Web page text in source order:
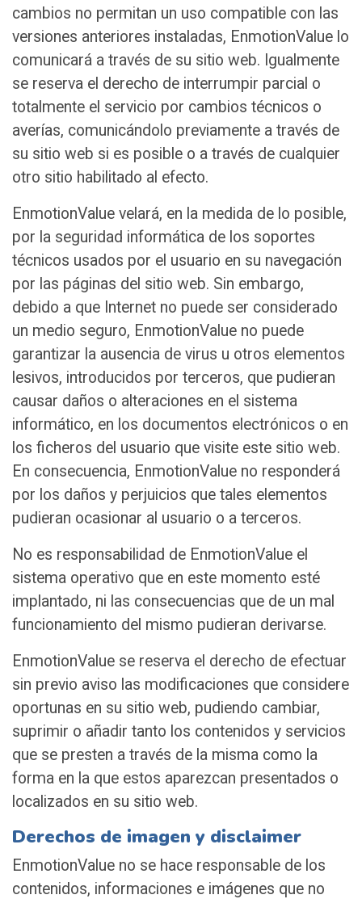
cambios no permitan un uso compatible con las
versiones anteriores instaladas, EnmotionValue lo
comunicará a través de su sitio web. Igualmente
se reserva el derecho de interrumpir parcial o
totalmente el servicio por cambios técnicos o
averías, comunicándolo previamente a través de
su sitio web si es posible o a través de cualquier
otro sitio habilitado al efecto.
EnmotionValue velará, en la medida de lo posible,
por la seguridad informática de los soportes
técnicos usados por el usuario en su navegación
por las páginas del sitio web. Sin embargo,
debido a que Internet no puede ser considerado
un medio seguro, EnmotionValue no puede
garantizar la ausencia de virus u otros elementos
lesivos, introducidos por terceros, que pudieran
causar daños o alteraciones en el sistema
informático, en los documentos electrónicos o en
los ficheros del usuario que visite este sitio web.
En consecuencia, EnmotionValue no responderá
por los daños y perjuicios que tales elementos
pudieran ocasionar al usuario o a terceros.
No es responsabilidad de EnmotionValue el
sistema operativo que en este momento esté
implantado, ni las consecuencias que de un mal
funcionamiento del mismo pudieran derivarse.
EnmotionValue se reserva el derecho de efectuar
sin previo aviso las modificaciones que considere
oportunas en su sitio web, pudiendo cambiar,
suprimir o añadir tanto los contenidos y servicios
que se presten a través de la misma como la
forma en la que estos aparezcan presentados o
localizados en su sitio web.
Derechos de imagen y disclaimer
EnmotionValue no se hace responsable de los
contenidos, informaciones e imágenes que no